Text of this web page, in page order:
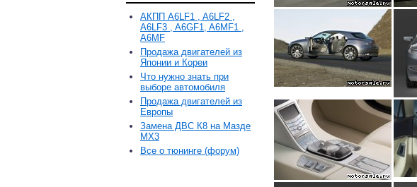
АКПП A6LF1 , A6LF2 ,
A6LF3 , A6GF1, A6MF1 ,
A6MF
Продажа двигателей из
Японии и Кореи
Что нужно знать при
выборе автомобиля
Продажа двигателей из
Европы
Замена ДВС К8 на Мазде
MX3
Все о тюнинге (форум)